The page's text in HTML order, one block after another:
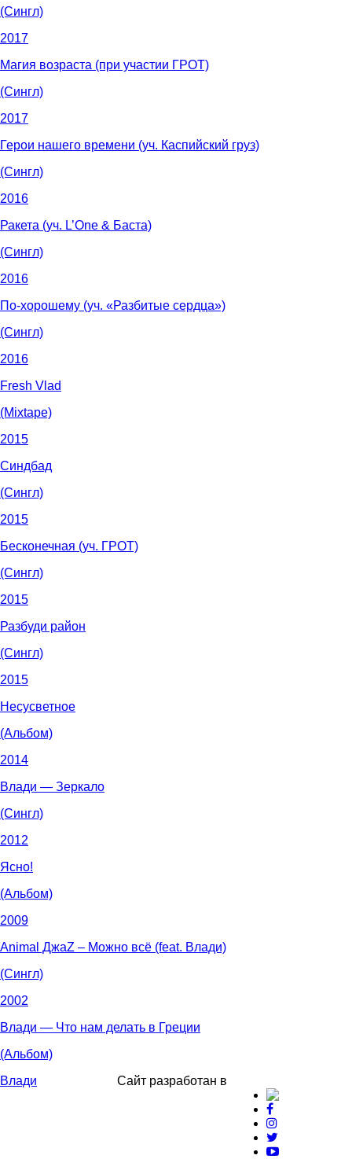
(Сингл)
2017
Магия возраста (при участии ГРОТ)
(Сингл)
2017
Герои нашего времени (уч. Каспийский груз)
(Сингл)
2016
Ракета (уч. L’One & Баста)
(Сингл)
2016
По‑хорошему (уч. «Разбитые сердца»)
(Сингл)
2016
Fresh Vlad
(Mixtape)
2015
Синдбад
(Сингл)
2015
Бесконечная (уч. ГРОТ)
(Сингл)
2015
Разбуди район
(Сингл)
2015
Несусветное
(Альбом)
2014
Влади — Зеркало
(Сингл)
2012
Ясно!
(Альбом)
2009
Animal ДжаZ – Можно всё (feat. Влади)
(Сингл)
2002
Влади — Что нам делать в Греции
(Альбом)
Влади
Сайт разработан в